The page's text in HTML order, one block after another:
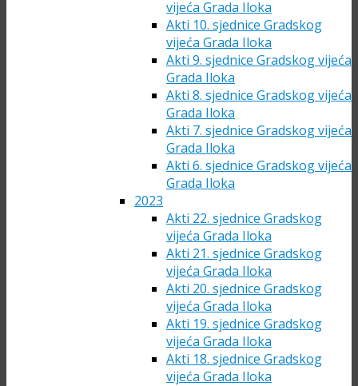
vijeća Grada Iloka
Akti 10. sjednice Gradskog
vijeća Grada Iloka
Akti 9. sjednice Gradskog vijeća
Grada Iloka
Akti 8. sjednice Gradskog vijeća
Grada Iloka
Akti 7. sjednice Gradskog vijeća
Grada Iloka
Akti 6. sjednice Gradskog vijeća
Grada Iloka
2023
Akti 22. sjednice Gradskog
vijeća Grada Iloka
Akti 21. sjednice Gradskog
vijeća Grada Iloka
Akti 20. sjednice Gradskog
vijeća Grada Iloka
Akti 19. sjednice Gradskog
vijeća Grada Iloka
Akti 18. sjednice Gradskog
vijeća Grada Iloka